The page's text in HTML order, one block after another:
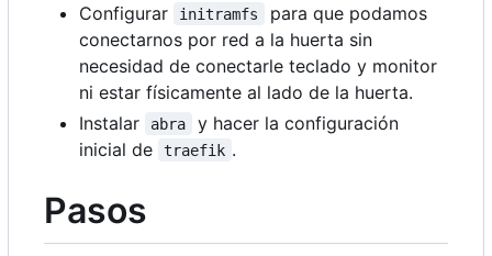
Configurar
initramfs
para que podamos
conectarnos por red a la huerta sin
necesidad de conectarle teclado y monitor
ni estar físicamente al lado de la huerta.
Instalar
abra
y hacer la configuración
inicial de
traefik .
Pasos